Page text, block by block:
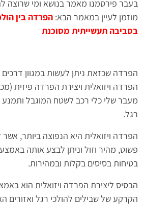
בעבר פירסמנו מאמר בנושא ומי שרוצה
מוזמן לעיין במאמר הבא: הפרדה בין
בסביבה תעשייתית מסוכנת
הפרדה ויזואלית ויצירת הפרדה פיזית
מעבר שלי כלי רכב לשטח המוגבל ותמנע
רגל.
הפרדה ויזואלית היא הנפוצה ביותר,
פשוט, מהיר וזול וניתן לבצע אותה
בטיחות בסיסים בקלות ובמהירות.
הבסיס ליצירת הפרדה ויזואלית הוא
הקרקע של שבילים להולכי רגל ואזורים